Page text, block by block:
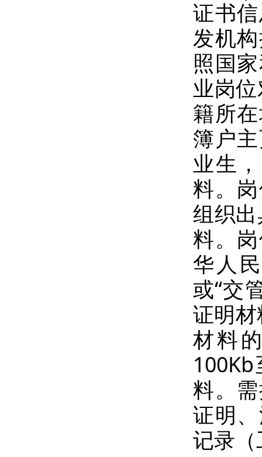
证书
发机
照国
业岗
籍所
簿户
业生
料。
组织
料。
华人
或“交
证明
材料
料。
证明
记录